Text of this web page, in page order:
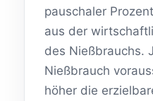
pauschaler
aus der
des Nießbrauchs.
Nießbrauch
höher die